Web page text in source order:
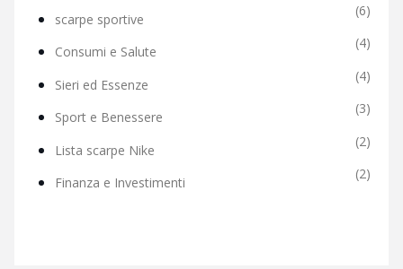
scarpe sportive
(6)
Consumi e Salute
(4)
Sieri ed Essenze
(4)
Sport e Benessere
(3)
Lista scarpe Nike
(2)
Finanza e Investimenti
(2)